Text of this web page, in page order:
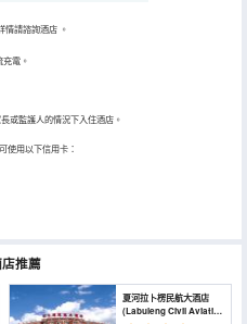
情請諮詢酒店 。
電。
或監護人的情況下入住酒店。
使用以下信用卡：
推薦
夏河拉卜楞民航大酒店
(Labuleng Civil Aviation